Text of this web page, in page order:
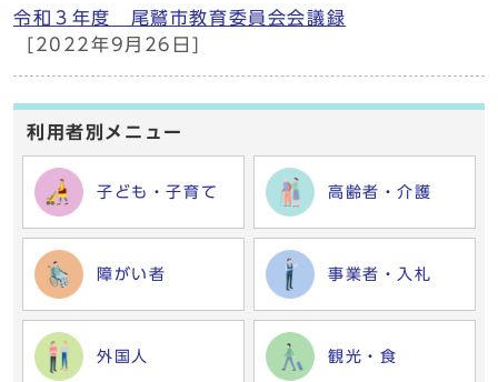
令和３年度 尾鷲市教育委員会会議録
[2022年9月26日]
利用者別メニュー
子ども・子育て 高齢者・介護
障がい者 事業者・入札
外国人 観光・食